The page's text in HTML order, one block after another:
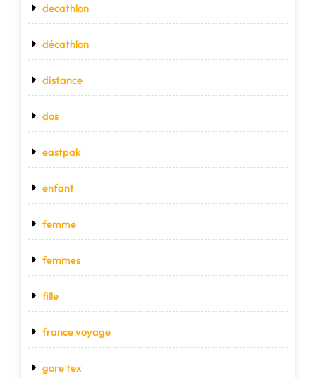
decathlon
décathlon
distance
dos
eastpak
enfant
femme
femmes
fille
france voyage
gore tex